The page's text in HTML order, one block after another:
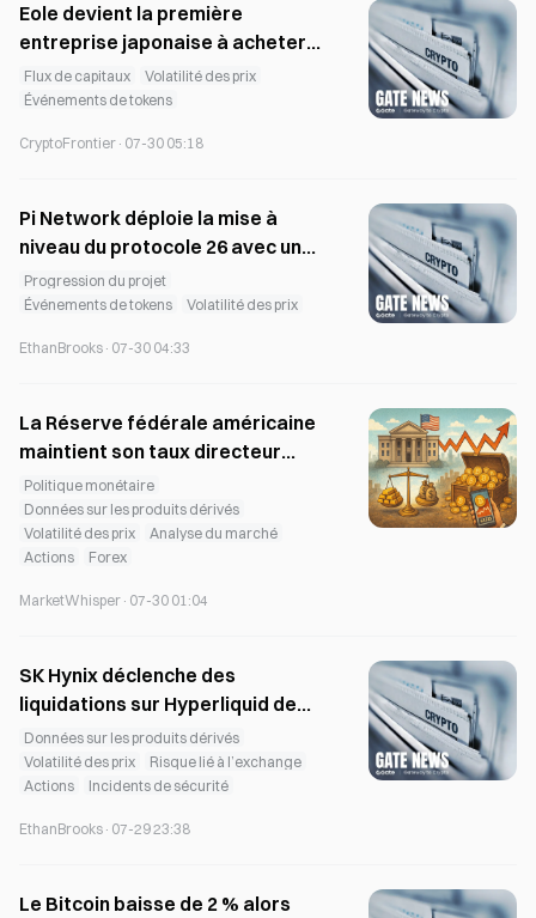
Eole devient la première
entreprise japonaise à acheter
Hyperliquid alors que des fonds
américains se désengagent de
Flux de capitaux
Volatilité des prix
Événements de tokens
CryptoFrontier · 07-30 05:18
Pi Network déploie la mise à
niveau du protocole 26 avec une
date limite fixée au 11 août
Progression du projet
Événements de tokens
Volatilité des prix
EthanBrooks · 07-30 04:33
La Réserve fédérale américaine
maintient son taux directeur
inchangé à 3,5 %–3,75 %, et le
Bitcoin (63 725 dollars) monte
avant de redescendre.
Politique monétaire
Données sur les produits dérivés
Volatilité des prix
Analyse du marché
Actions
Forex
MarketWhisper · 07-30 01:04
SK Hynix déclenche des
liquidations sur Hyperliquid de
57,4 millions de dollars lors de la
NXT Trade.
Données sur les produits dérivés
Volatilité des prix
Risque lié à l’exchange
Actions
Incidents de sécurité
EthanBrooks · 07-29 23:38
Le Bitcoin baisse de 2 % alors